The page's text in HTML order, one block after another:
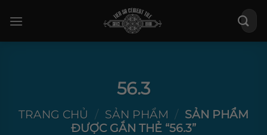
qua
Tìm
kiếm:
56.3
TRANG CHỦ / SẢN PHẨM / SẢN PHẨM
ĐƯỢC GẮN THẺ “56.3”